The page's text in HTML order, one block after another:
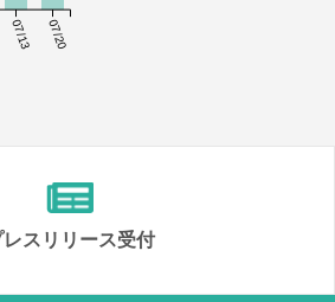
07/13 07/20
レスリリース受付